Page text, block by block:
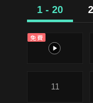
1 - 20
免費
1
11